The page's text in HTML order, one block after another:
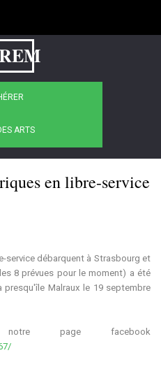
ARTS
en libre-service
débarquent à Strasbourg et
8 prévues pour le moment) a été
Malraux le 19 septembre
page facebook